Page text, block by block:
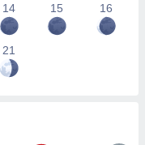
14 15 16
21